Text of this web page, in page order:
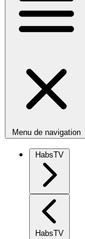
Menu de navigation
HabsTV
HabsTV